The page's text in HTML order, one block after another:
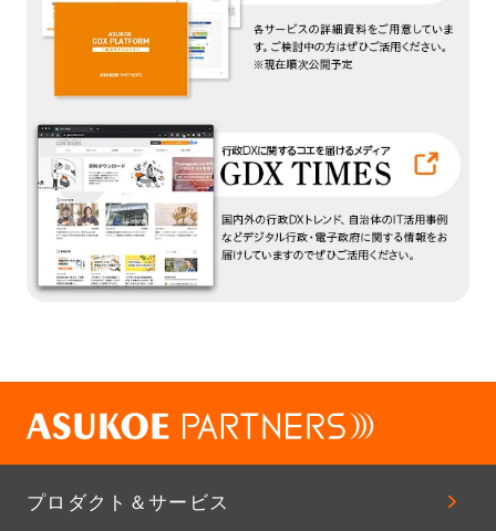
プロダクト＆サービス